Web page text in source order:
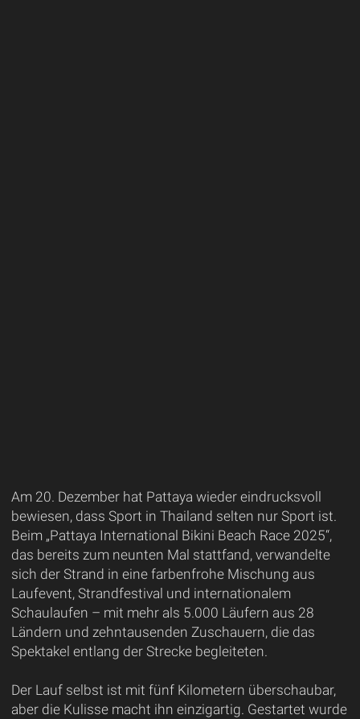
Am 20. Dezember hat Pattaya wieder eindrucksvoll
bewiesen, dass Sport in Thailand selten nur Sport ist.
Beim „Pattaya International Bikini Beach Race 2025“,
das bereits zum neunten Mal stattfand, verwandelte
sich der Strand in eine farbenfrohe Mischung aus
Laufevent, Strandfestival und internationalem
Schaulaufen – mit mehr als 5.000 Läufern aus 28
Ländern und zehntausenden Zuschauern, die das
Spektakel entlang der Strecke begleiteten.
Der Lauf selbst ist mit fünf Kilometern überschaubar,
aber die Kulisse macht ihn einzigartig. Gestartet wurde